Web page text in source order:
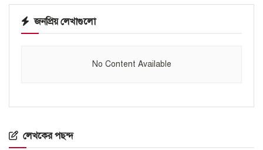
জনপ্রিয় লেখাগুলো
No Content Available
লেখকের পছন্দ